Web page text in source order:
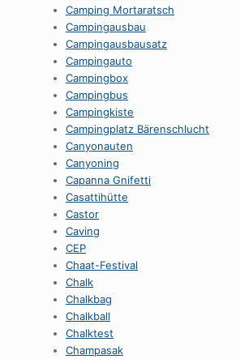
Camping Mortaratsch
Campingausbau
Campingausbausatz
Campingauto
Campingbox
Campingbus
Campingkiste
Campingplatz Bärenschlucht
Canyonauten
Canyoning
Capanna Gnifetti
Casattihütte
Castor
Caving
CEP
Chaat-Festival
Chalk
Chalkbag
Chalkball
Chalktest
Champasak